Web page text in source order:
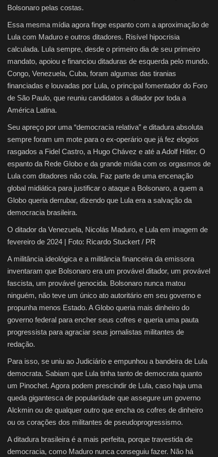
Bolsonaro pelas costas.
Essa mesma mídia agora finge espanto com a aproximação de
Lula com Maduro e outros ditadores. Risível hipocrisia
calculada. Lula sempre, desde o primeiro dia de seu primeiro
mandato, apoiou e financiou ditaduras de esquerda pelo mundo.
Congo, Venezuela, Cuba, foram algumas das tiranias
financiadas e louvadas por Lula, o principal fomentador do Foro
de São Paulo, que reuniu candidatos a ditador por toda a
América Latina.
Seu apreço por uma “democracia relativa” e ditadura absoluta
sempre foram um mote para o ex-operário que já fez elogios
rasgados a Fidel Castro, a Hugo Chávez e até a Adolf Hitler. O
espanto da Rede Globo e da grande mídia com os orgasmos de
Lula com ditadores não cola. Faz parte de uma encenação
global midiática para justificar o ataque a Bolsonaro, a quem a
Globo queria derrubar, dizendo que Lula era a salvação da
democracia brasileira.
O ditador da Venezuela, Nicolás Maduro, e Lula em imagem de
fevereiro de 2024 | Foto: Ricardo Stuckert / PR
A militância ideológica e a militância financeira da emissora
inventaram que Bolsonaro era um provável ditador, um provável
fascista, um provável genocida. Bolsonaro nunca matou
ninguém, não teve um único ato autoritário em seu governo e
propunha menos Estado. A Globo queria mais dinheiro do
governo federal para encher seus cofres e queria uma pauta
progressista para agraciar seus jornalistas militantes de
redação.
Para isso, se uniu ao Judiciário e empunhou a bandeira de Lula
democrata. Sabiam que Lula tinha tanto de democrata quanto
um Pinochet. Agora podem prescindir de Lula, caso haja uma
queda gigantesca de popularidade que assegure um governo
Alckmin ou de qualquer outro que encha os cofres de dinheiro
ou os corações dos militantes de pseudoprogressismo.
A ditadura brasileira é a mais perfeita, porque travestida de
democracia, como Maduro nunca conseguiu fazer. Não há